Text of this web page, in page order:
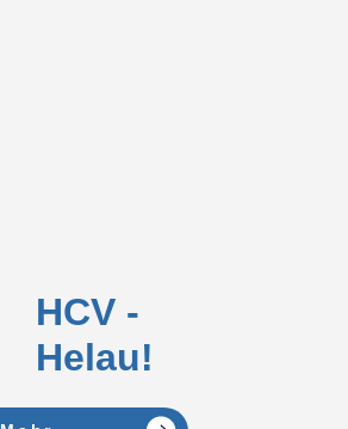
HCV -
Helau!